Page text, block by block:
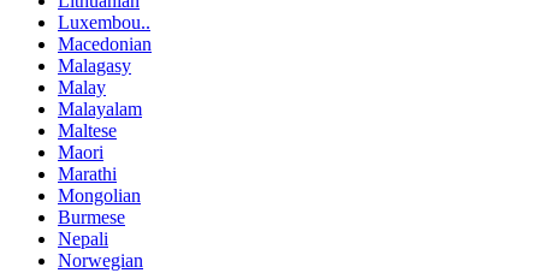
Luxembou..
Macedonian
Malagasy
Malay
Malayalam
Maltese
Maori
Marathi
Mongolian
Burmese
Nepali
Norwegian